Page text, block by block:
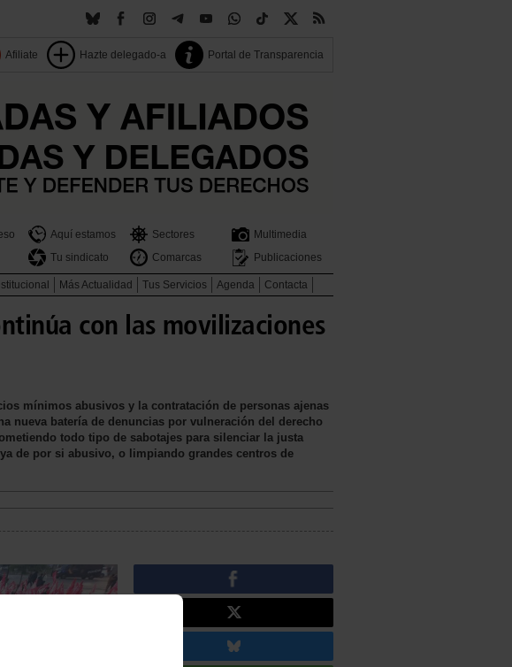
Afiliate Hazte delegado-a Portal de Transparencia
Aquí estamos Sectores
Multimedia
Tu sindicato Comarcas Publicaciones
Más Actualidad Tus Servicios Agenda Contacta
con las movilizaciones
mínimos abusivos y la contratación de personas ajenas
nueva batería de denuncias por vulneración del derecho
todo tipo de sabotajes para silenciar la justa
de por si abusivo, o limpiando grandes centros de